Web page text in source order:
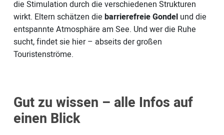
die Stimulation durch die verschiedenen Strukturen
wirkt. Eltern schätzen die barrierefreie Gondelund die
entspannte Atmosphäre am See. Und wer die Ruhe
sucht, findet sie hier – abseits der großen
Touristenströme.
Gut zu wissen – alle Infos auf
einen Blick